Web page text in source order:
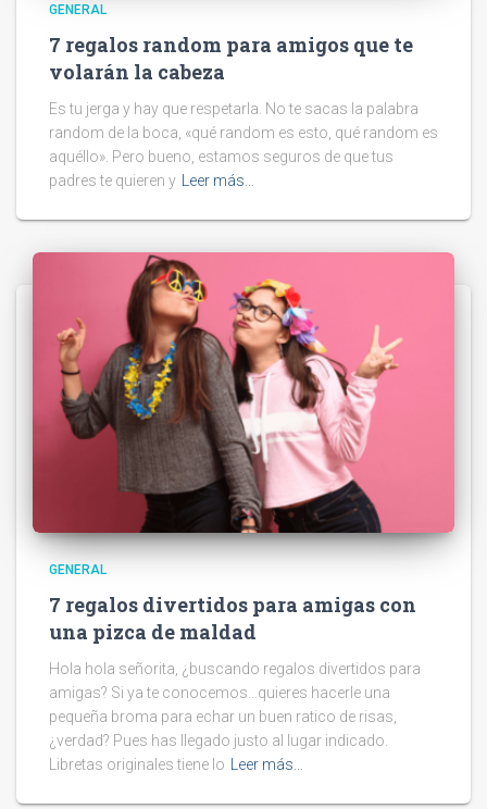
GENERAL
7 regalos random para amigos que te
volarán la cabeza
Es tu jerga y hay que respetarla. No te sacas la palabra
random de la boca, «qué random es esto, qué random es
aquéllo». Pero bueno, estamos seguros de que tus
padres te quieren y
Leer más…
GENERAL
7 regalos divertidos para amigas con
una pizca de maldad
Hola hola señorita, ¿buscando regalos divertidos para
amigas? Si ya te conocemos…quieres hacerle una
pequeña broma para echar un buen ratico de risas,
¿verdad? Pues has llegado justo al lugar indicado.
Libretas originales tiene lo Leer más…